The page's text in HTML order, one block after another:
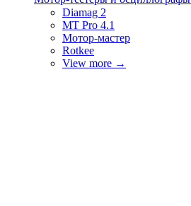
Diamag 2
MT Pro 4.1
Мотор-мастер
Rotkee
View more →